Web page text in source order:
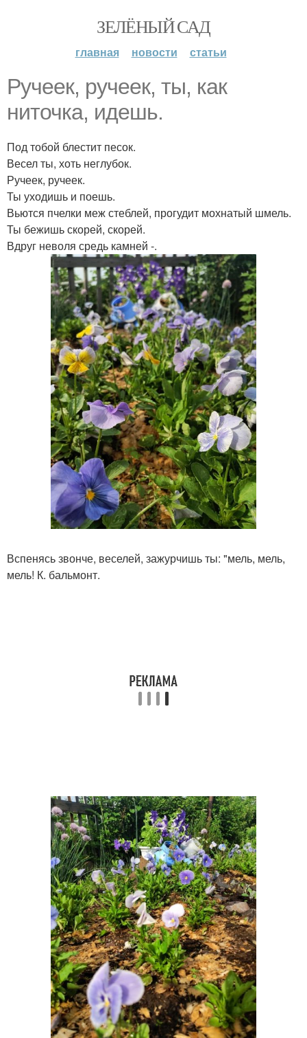
ЗЕЛЁНЫЙ САД
главная новости статьи
Ручеек, ручеек, ты, как
ниточка, идешь.
Под тобой блестит песок.
Весел ты, хоть неглубок.
Ручеек, ручеек.
Ты уходишь и поешь.
Вьются пчелки меж стеблей, прогудит мохнатый шмель.
Ты бежишь скорей, скорей.
Вдруг неволя средь камней -.
Вспенясь звонче, веселей, зажурчишь ты: "мель, мель,
мель! К. бальмонт.